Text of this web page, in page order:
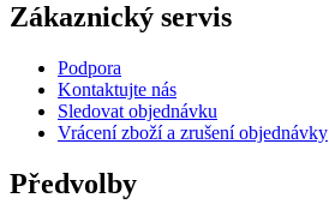
Zákaznický servis
Podpora
Kontaktujte nás
Sledovat objednávku
Vrácení zboží a zrušení objednávky
Předvolby